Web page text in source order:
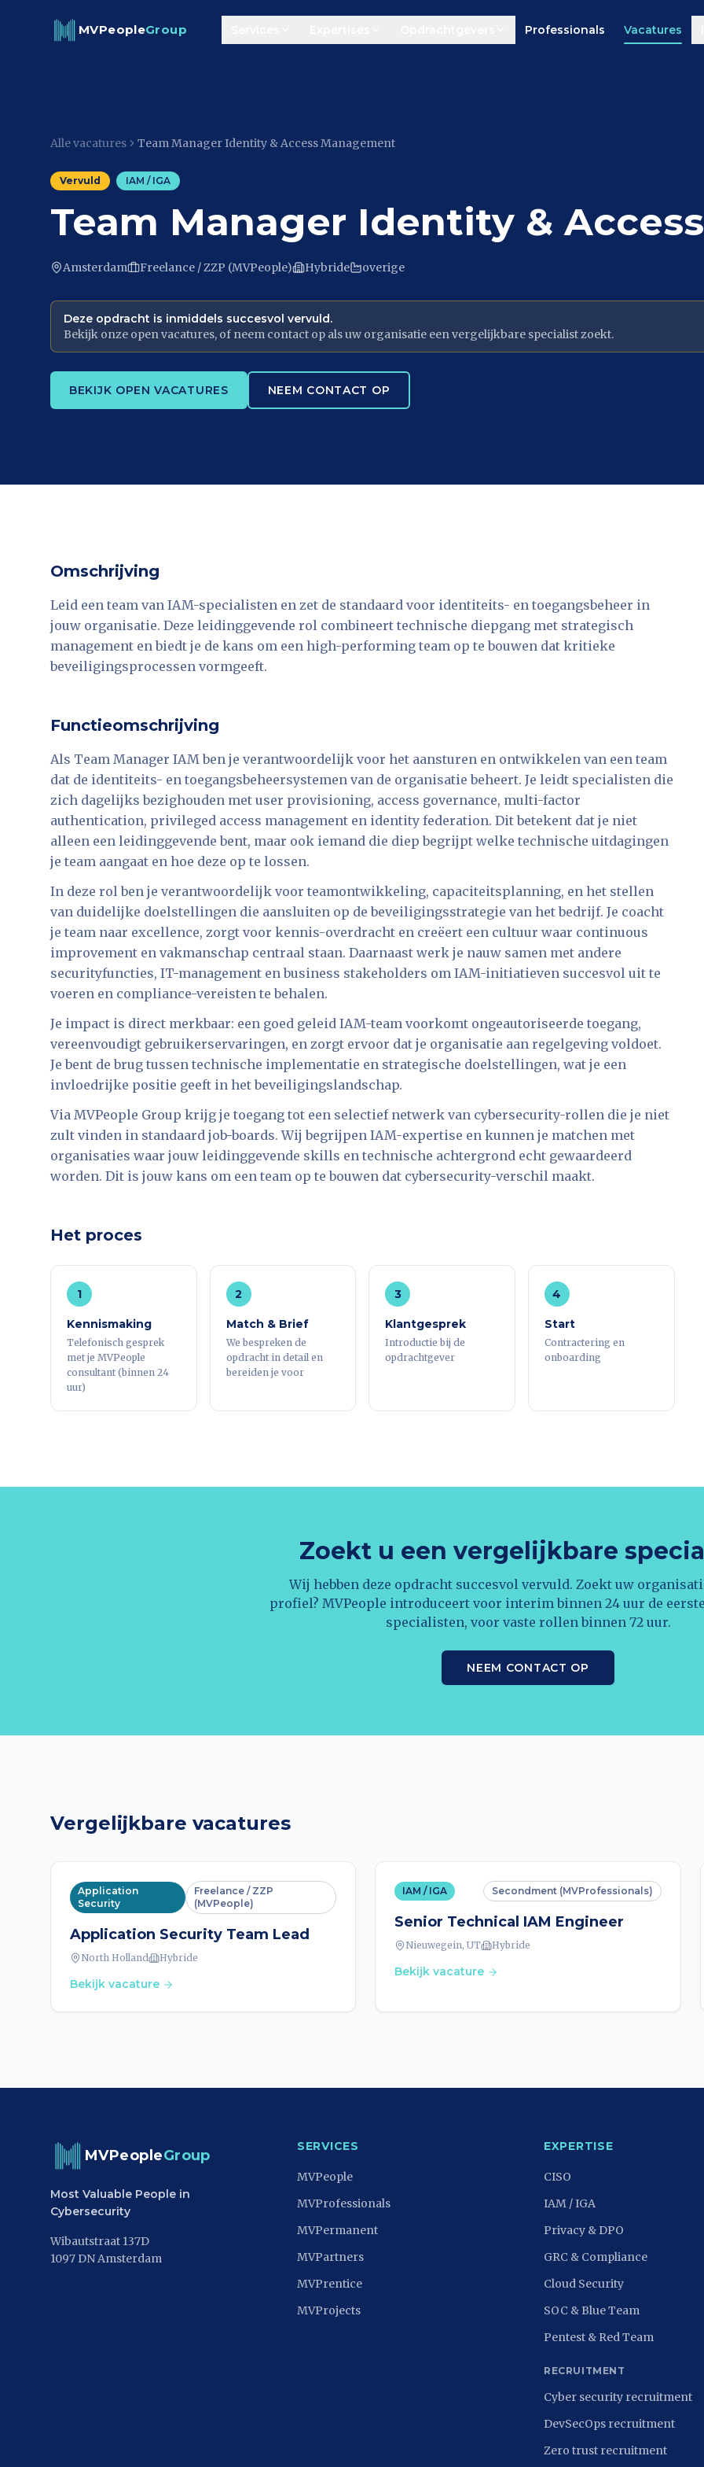
MVPeopleGroup Professionals Vacatures
Alle vacatures Team Manager Identity & Access Management
Vervuld IAM / IGA
Team Manager Identity &
Amsterdam Freelance / ZZP (MVPeople) Hybride overige
Deze opdracht is inmiddels succesvol vervuld.
Bekijk onze open vacatures, of neem contact op als uw organisatie een vergelijkbare specialist zoekt.
BEKIJK OPEN VACATURES NEEM CONTACT OP
Omschrijving
Leid een team van IAM-specialisten en zet de standaard voor identiteits- en toegangsbeheer in
jouw organisatie. Deze leidinggevende rol combineert technische diepgang met strategisch
management en biedt je de kans om een high-performing team op te bouwen dat kritieke
beveiligingsprocessen vormgeeft.
Functieomschrijving
Als Team Manager IAM ben je verantwoordelijk voor het aansturen en ontwikkelen van een team
dat de identiteits- en toegangsbeheersystemen van de organisatie beheert. Je leidt specialisten die
zich dagelijks bezighouden met user provisioning, access governance, multi-factor
authentication, privileged access management en identity federation. Dit betekent dat je niet
alleen een leidinggevende bent, maar ook iemand die diep begrijpt welke technische uitdagingen
je team aangaat en hoe deze op te lossen.
In deze rol ben je verantwoordelijk voor teamontwikkeling, capaciteitsplanning, en het stellen
van duidelijke doelstellingen die aansluiten op de beveiligingsstrategie van het bedrijf. Je coacht
je team naar excellence, zorgt voor kennis-overdracht en creëert een cultuur waar continuous
improvement en vakmanschap centraal staan. Daarnaast werk je nauw samen met andere
securityfuncties, IT-management en business stakeholders om IAM-initiatieven succesvol uit te
voeren en compliance-vereisten te behalen.
Je impact is direct merkbaar: een goed geleid IAM-team voorkomt ongeautoriseerde toegang,
vereenvoudigt gebruikerservaringen, en zorgt ervoor dat je organisatie aan regelgeving voldoet.
Je bent de brug tussen technische implementatie en strategische doelstellingen, wat je een
invloedrijke positie geeft in het beveiligingslandschap.
Via MVPeople Group krijg je toegang tot een selectief netwerk van cybersecurity-rollen die je niet
zult vinden in standaard job-boards. Wij begrijpen IAM-expertise en kunnen je matchen met
organisaties waar jouw leidinggevende skills en technische achtergrond echt gewaardeerd
worden. Dit is jouw kans om een team op te bouwen dat cybersecurity-verschil maakt.
Het proces
1
Kennismaking
Telefonisch gesprek
met je MVPeople
consultant (binnen 24
uur)
2
Match & Brief
We bespreken de
opdracht in detail en
bereiden je voor
3
Klantgesprek
Introductie bij de
opdrachtgever
4
Start
Contractering en
onboarding
Zoekt u een vergelijkbare
Wij hebben deze opdracht succesvol vervuld. Zoekt uw
profiel? MVPeople introduceert voor interim binnen 24 uur de
specialisten, voor vaste rollen binnen 72 uur.
NEEM CONTACT OP
Vergelijkbare vacatures
Application
Security
Freelance / ZZP
(MVPeople)
Application Security Team Lead
North Holland Hybride
Bekijk vacature
IAM / IGA Secondment (MVProfessionals)
Senior Technical IAM Engineer
Nieuwegein, UT Hybride
Bekijk vacature
MVPeopleGroup
Most Valuable People in
Cybersecurity
Wibautstraat 137D
1097 DN Amsterdam
SERVICES
MVPeople
MVProfessionals
MVPermanent
MVPartners
MVPrentice
MVProjects
EXPERTISE
CISO
IAM / IGA
Privacy & DPO
GRC & Compliance
Cloud Security
SOC & Blue Team
Pentest & Red Team
RECRUITMENT
Cyber security recruitment
DevSecOps recruitment
Zero trust recruitment